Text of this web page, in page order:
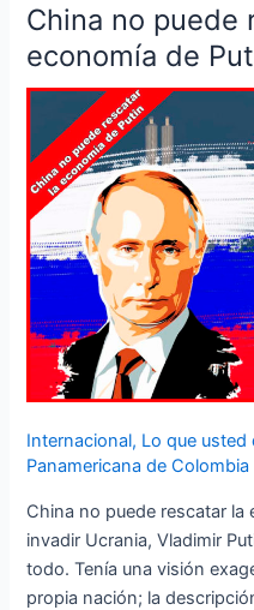
China no puede
economía de
Internacional, Lo que usted
Panamericana de Colombia
China no puede rescatar la
invadir Ucrania, Vladimir
todo. Tenía una visión
propia nación; la
China
puede
rescatar
economía
de
Putin